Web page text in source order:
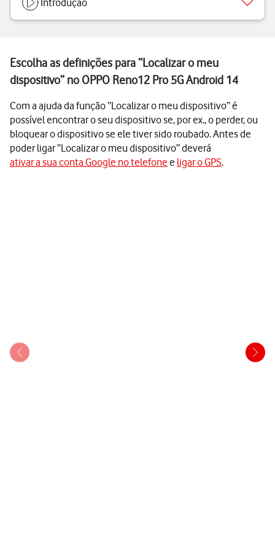
Introdução
Escolha as definições para “Localizar o meu
dispositivo” no OPPO Reno12 Pro 5G Android 14
Com a ajuda da função “Localizar o meu dispositivo” é
possível encontrar o seu dispositivo se, por ex., o perder, ou
bloquear o dispositivo se ele tiver sido roubado. Antes de
poder ligar “Localizar o meu dispositivo” deverá
ativar a sua conta Google no telefone e ligar o GPS.